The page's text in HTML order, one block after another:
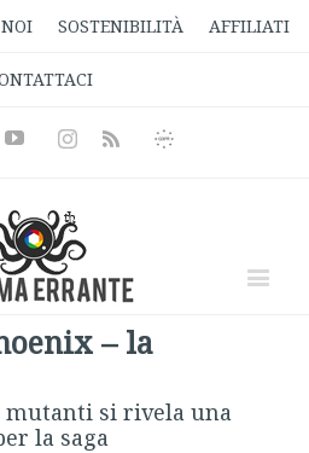
SOSTENIBILITÀ AFFILIATI
YoutubeInstagramRss
Informativa
– la
si rivela una
la saga